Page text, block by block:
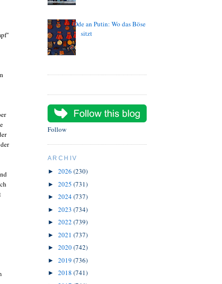
Ode an Putin: Wo das Böse
sitzt
Follow
ARCHIV
► 2026 (230)
► 2025 (731)
► 2024(737)
► 2023 (734)
► 2022 (739)
► 2021 (737)
► 2020(742)
► 2019 (736)
► 2018 (741)